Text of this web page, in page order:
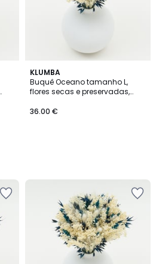
KLUMBA
Buquê Oceano tamanho L,
flores secas e preservadas,
36.00 €